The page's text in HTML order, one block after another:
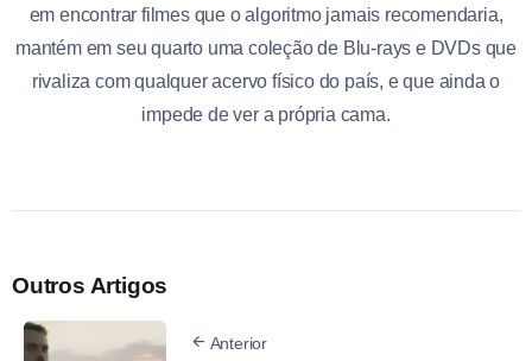
em encontrar filmes que o algoritmo jamais recomendaria,
mantém em seu quarto uma coleção de Blu-rays e DVDs que
rivaliza com qualquer acervo físico do país, e que ainda o
impede de ver a própria cama.
Outros Artigos
Anterior